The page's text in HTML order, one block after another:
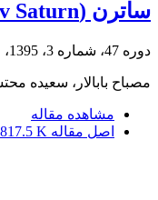
ساترن (Satureja hortensis L. cv Saturn)
دوره 47، شماره 3، 1395، صفحه
مصباح بابالار، سعیده
مشاهده مقاله
اصل مقاله 817.5 K